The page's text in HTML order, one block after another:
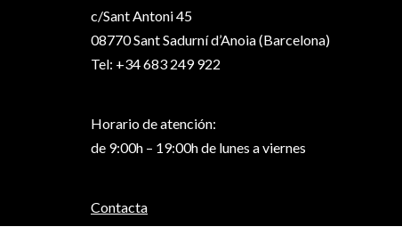
c/Sant Antoni 45
08770 Sant Sadurní d’Anoia (Barcelona)
Tel: +34 683 249 922
Horario de atención:
de 9:00h – 19:00h de lunes a viernes
Contacta